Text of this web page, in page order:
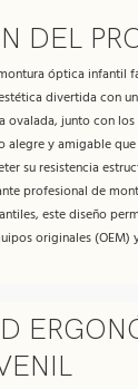
DEL
óptica infantil
divertida con
ovalada, junto con
alegre y amigable
su resistencia
profesional de
este diseño
originales (OEM)